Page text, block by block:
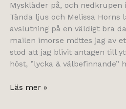
Myskläder på, och
Tända ljus och Melissa Horns
avslutning på en väldigt bra
mailen imorse möttes jag av
stod att jag blivit antagen till
höst, ”lycka & välbefinnande”
lycka
Läs mer »